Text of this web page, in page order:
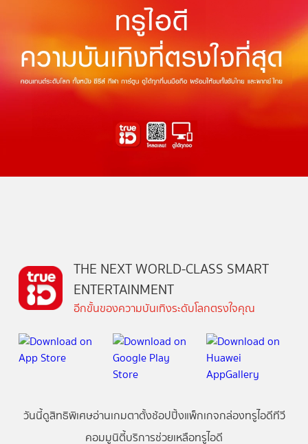
THE NEXT WORLD-CLASS SMART
ENTERTAINMENT
อีกขั้นของความบันเทิงระดับโลกตรงใจคุณ
วันนี้ดูสิทธิพิเศษอ่านเกมตาตั้งช้อปปิ้งแพ็กเกจกล่องทรูไอดีทีวี
คอมมูนิตี้บริการช่วยเหลือทรูไอดี